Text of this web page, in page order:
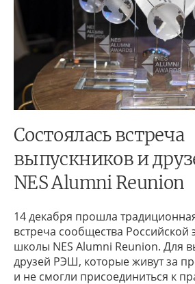
Состоялась встреча
выпускников и
NES Alumni Reunion
14 декабря прошла
встреча сообщества Российской
школы NES Alumni Reunion. Для
друзей РЭШ, которые живут за
и не смогли присоединиться к